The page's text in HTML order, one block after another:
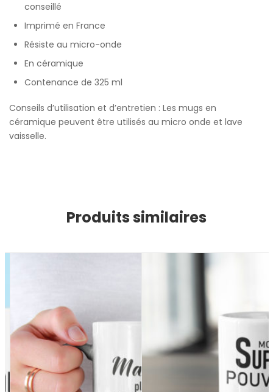
conseillé
Imprimé en France
Résiste au micro-onde
En céramique
Contenance de 325 ml
Conseils d’utilisation et d’entretien : Les mugs en
céramique peuvent être utilisés au micro onde et lave
vaisselle.
Produits similaires